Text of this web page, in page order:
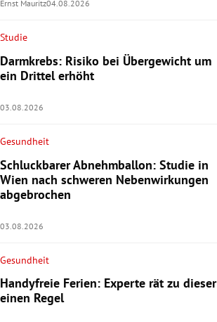
Ernst Mauritz04.08.2026
Studie
Darmkrebs: Risiko bei Übergewicht um
ein Drittel erhöht
03.08.2026
Gesundheit
Schluckbarer Abnehmballon: Studie in
Wien nach schweren Nebenwirkungen
abgebrochen
03.08.2026
Gesundheit
Handyfreie Ferien: Experte rät zu dieser
einen Regel